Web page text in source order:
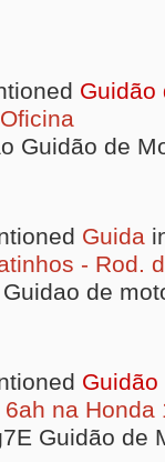
Guidão
Guidão de
Guida
- Rod.
de
na Honda
Guidão de